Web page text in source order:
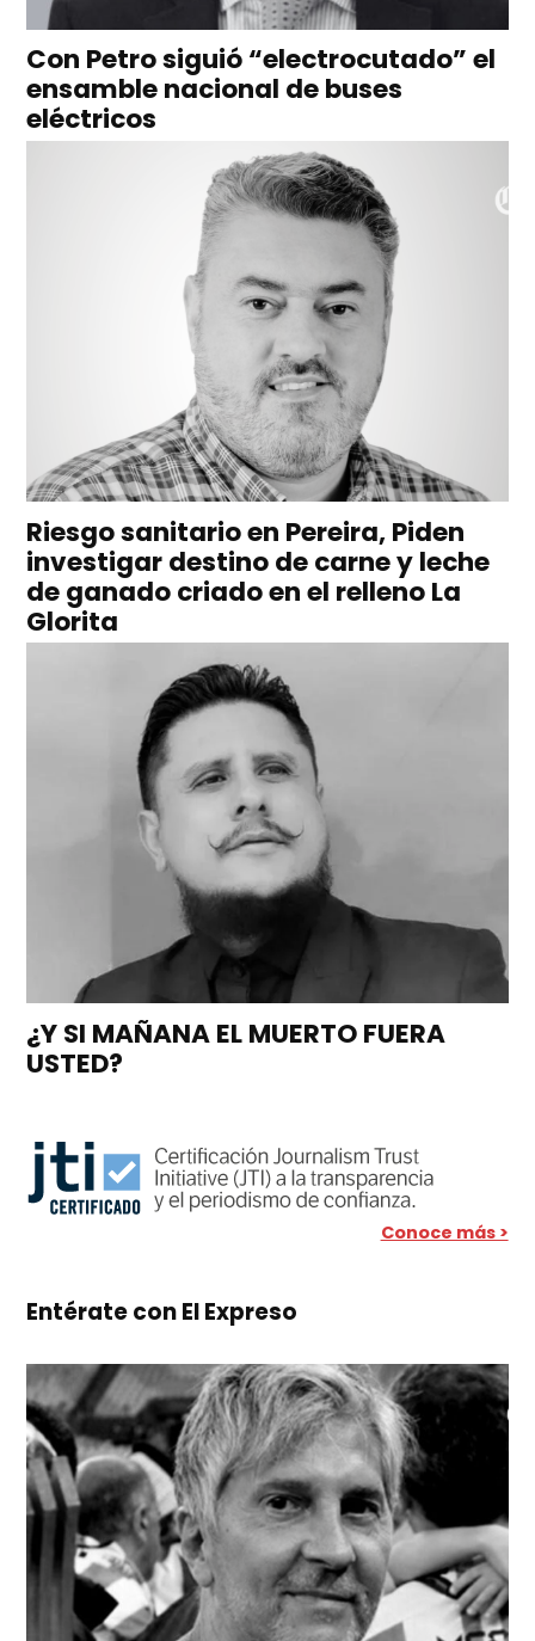
Con Petro siguió “electrocutado” el
ensamble nacional de buses
eléctricos
Riesgo sanitario en Pereira, Piden
investigar destino de carne y leche
de ganado criado en el relleno La
Glorita
¿Y SI MAÑANA EL MUERTO FUERA
USTED?
Conoce más >
Entérate con El Expreso